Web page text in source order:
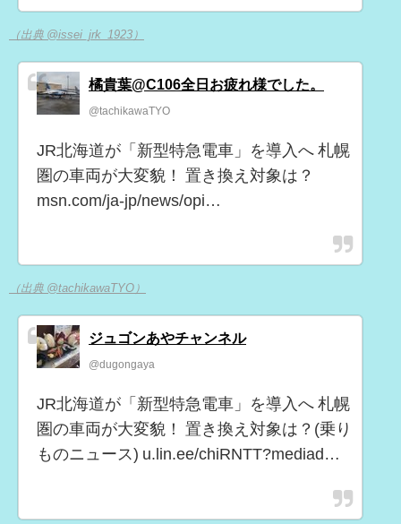
（出典 @issei_jrk_1923）
橘貴葉@C106全日お疲れ様でした。
@tachikawaTYO
JR北海道が「新型特急電車」を導入へ 札幌
圏の車両が大変貌！ 置き換え対象は？
msn.com/ja-jp/news/opi…
（出典 @tachikawaTYO）
ジュゴンあやチャンネル
@dugongaya
JR北海道が「新型特急電車」を導入へ 札幌
圏の車両が大変貌！ 置き換え対象は？(乗り
ものニュース) u.lin.ee/chiRNTT?mediad…